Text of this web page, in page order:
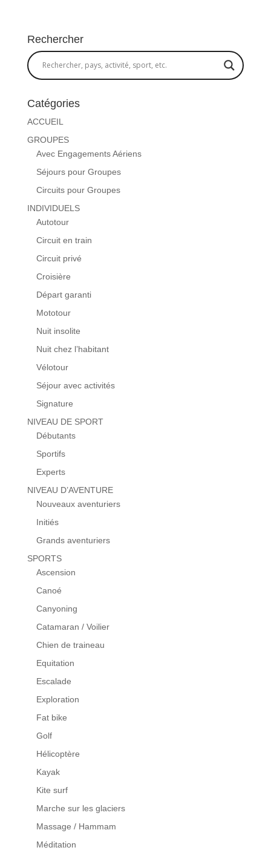
Rechercher
Catégories
ACCUEIL
GROUPES
Avec Engagements Aériens
Séjours pour Groupes
Circuits pour Groupes
INDIVIDUELS
Autotour
Circuit en train
Circuit privé
Croisière
Départ garanti
Mototour
Nuit insolite
Nuit chez l’habitant
Vélotour
Séjour avec activités
Signature
NIVEAU DE SPORT
Débutants
Sportifs
Experts
NIVEAU D’AVENTURE
Nouveaux aventuriers
Initiés
Grands aventuriers
SPORTS
Ascension
Canoé
Canyoning
Catamaran / Voilier
Chien de traineau
Equitation
Escalade
Exploration
Fat bike
Golf
Hélicoptère
Kayak
Kite surf
Marche sur les glaciers
Massage / Hammam
Méditation